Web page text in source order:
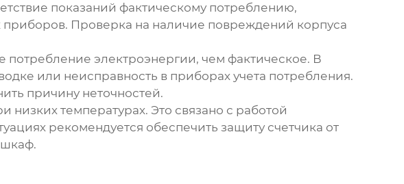
показаний фактическому потреблению,
Проверка на наличие повреждений корпуса
потребление электроэнергии, чем фактическое. В
или неисправность в приборах учета потребления.
причину неточностей.
низких температурах. Это связано с работой
рекомендуется обеспечить защиту счетчика от
шкаф.